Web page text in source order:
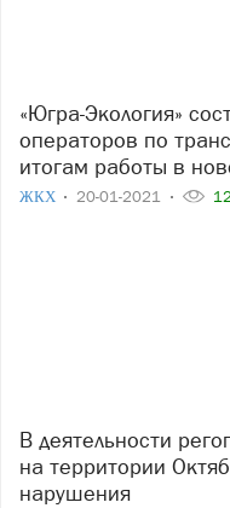
«Югра-Экология» составила антирейтинг
операторов по
итогам работы в
ЖКХ 20-01-2021
В деятельности регоператора АО «Югра-Экология»
на территории
нарушения